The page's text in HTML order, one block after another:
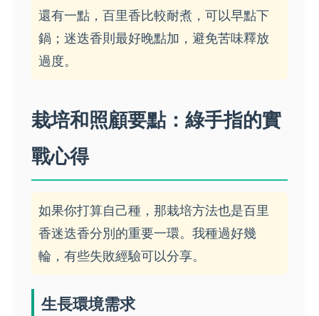
還有一點，百里香比較耐煮，可以早點下
鍋；迷迭香則最好晚點加，避免苦味釋放
過度。
栽培和照顧要點：綠手指的實
戰心得
如果你打算自己種，那栽培方法也是百里
香迷迭香分別的重要一環。我種過好幾
輪，有些失敗經驗可以分享。
生長環境需求